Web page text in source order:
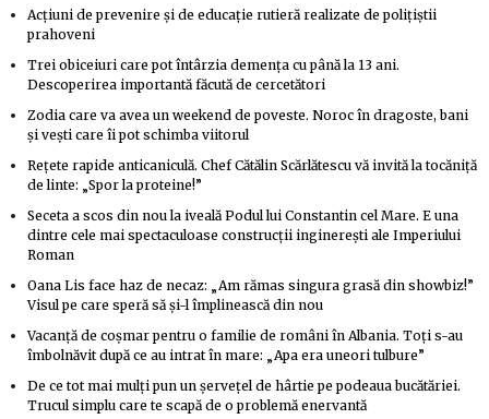
Acțiuni de prevenire și de educație rutieră realizate de polițiștii
prahoveni
Trei obiceiuri care pot întârzia demența cu până la 13 ani.
Descoperirea importantă făcută de cercetători
Zodia care va avea un weekend de poveste. Noroc în dragoste, bani
și vești care îi pot schimba viitorul
Rețete rapide anticaniculă. Chef Cătălin Scărlătescu vă invită la tocăniță
de linte: „Spor la proteine!”
Seceta a scos din nou la iveală Podul lui Constantin cel Mare. E una
dintre cele mai spectaculoase construcții inginerești ale Imperiului
Roman
Oana Lis face haz de necaz: „Am rămas singura grasă din showbiz!”
Visul pe care speră să și-l împlinească din nou
Vacanță de coșmar pentru o familie de români în Albania. Toți s-au
îmbolnăvit după ce au intrat în mare: „Apa era uneori tulbure”
De ce tot mai mulți pun un șervețel de hârtie pe podeaua bucătăriei.
Trucul simplu care te scapă de o problemă enervantă